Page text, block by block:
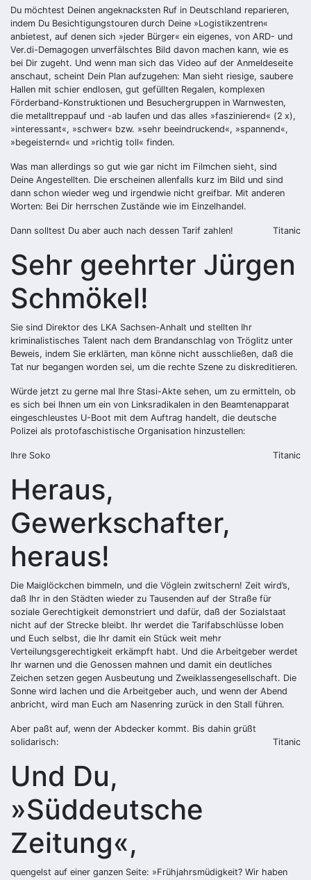
Du möchtest Deinen angeknacksten Ruf in Deutschland reparieren,
indem Du Besichtigungstouren durch Deine »Logistikzentren«
anbietest, auf denen sich »jeder Bürger« ein eigenes, von ARD- und
Ver.di-Demagogen unverfälschtes Bild davon machen kann, wie es
bei Dir zugeht. Und wenn man sich das Video auf der Anmeldeseite
anschaut, scheint Dein Plan aufzugehen: Man sieht riesige, saubere
Hallen mit schier endlosen, gut gefüllten Regalen, komplexen
Förderband-Konstruktionen und Besuchergruppen in Warnwesten,
die metalltreppauf und -ab laufen und das alles »faszinierend« (2 x),
»interessant«, »schwer« bzw. »sehr beeindruckend«, »spannend«,
»begeisternd« und »richtig toll« finden.
Was man allerdings so gut wie gar nicht im Filmchen sieht, sind
Deine Angestellten. Die erscheinen allenfalls kurz im Bild und sind
dann schon wieder weg und irgendwie nicht greifbar. Mit anderen
Worten: Bei Dir herrschen Zustände wie im Einzelhandel.
Dann solltest Du aber auch nach dessen Tarif zahlen! Titanic
Sehr geehrter Jürgen
Schmökel!
Sie sind Direktor des LKA Sachsen-Anhalt und stellten Ihr
kriminalistisches Talent nach dem Brandanschlag von Tröglitz unter
Beweis, indem Sie erklärten, man könne nicht ausschließen, daß die
Tat nur begangen worden sei, um die rechte Szene zu diskreditieren.
Würde jetzt zu gerne mal Ihre Stasi-Akte sehen, um zu ermitteln, ob
es sich bei Ihnen um ein von Linksradikalen in den Beamtenapparat
eingeschleustes U-Boot mit dem Auftrag handelt, die deutsche
Polizei als protofaschistische Organisation hinzustellen:
Ihre Soko Titanic
Heraus,
Gewerkschafter,
heraus!
Die Maiglöckchen bimmeln, und die Vöglein zwitschern! Zeit wird’s,
daß Ihr in den Städten wieder zu Tausenden auf der Straße für
soziale Gerechtigkeit demonstriert und dafür, daß der Sozialstaat
nicht auf der Strecke bleibt. Ihr werdet die Tarifabschlüsse loben
und Euch selbst, die Ihr damit ein Stück weit mehr
Verteilungsgerechtigkeit erkämpft habt. Und die Arbeitgeber werdet
Ihr warnen und die Genossen mahnen und damit ein deutliches
Zeichen setzen gegen Ausbeutung und Zweiklassengesellschaft. Die
Sonne wird lachen und die Arbeitgeber auch, und wenn der Abend
anbricht, wird man Euch am Nasenring zurück in den Stall führen.
Aber paßt auf, wenn der Abdecker kommt. Bis dahin grüßt
solidarisch:
Titanic
Und Du,
»Süddeutsche
Zeitung«,
quengelst auf einer ganzen Seite: »Frühjahrsmüdigkeit? Wir haben